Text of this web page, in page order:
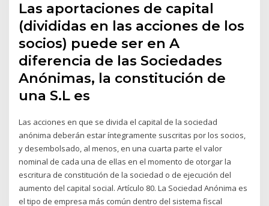
Las aportaciones de capital
(divididas en las acciones de los
socios) puede ser en A
diferencia de las Sociedades
Anónimas, la constitución de
una S.L es
Las acciones en que se divida el capital de la sociedad
anónima deberán estar íntegramente suscritas por los socios,
y desembolsado, al menos, en una cuarta parte el valor
nominal de cada una de ellas en el momento de otorgar la
escritura de constitución de la sociedad o de ejecución del
aumento del capital social. Artículo 80. La Sociedad Anónima es
el tipo de empresa más común dentro del sistema fiscal